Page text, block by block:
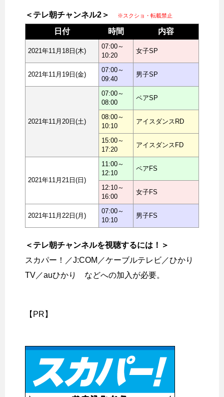
＜テレ朝チャンネル2＞ ※スクショ・転載禁止
日付 時間 内容
2021年11月18日(木)
07:00～
10:20
女子SP
2021年11月19日(金)
07:00～
09:40
男子SP
2021年11月20日(土)
07:00～
08:00
ペアSP
08:00～
10:10
アイスダンスRD
15:00～
17:20
アイスダンスFD
2021年11月21日(日)
11:00～
12:10
ペアFS
12:10～
16:00
女子FS
2021年11月22日(月)
07:00～
10:10
男子FS
＜テレ朝チャンネルを視聴するには！＞
スカパー！／J:COM／ケーブルテレビ／ひかり
TV／auひかり などへの加入が必要。
【PR】